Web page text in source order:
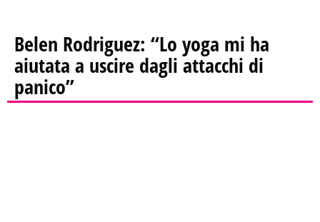
Belen Rodriguez: “Lo yoga mi ha
aiutata a uscire dagli attacchi di
panico”